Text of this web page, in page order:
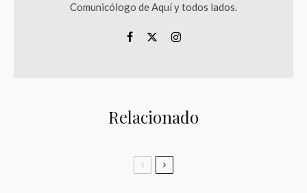
Comunicólogo de Aquí y todos lados.
Relacionado